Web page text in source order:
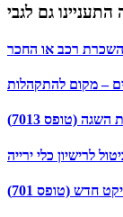
גם לגבי
השכרת רכב או החכר
(טופס 7013)
לרישיון כלי ירייה
חדש (טופס 701)